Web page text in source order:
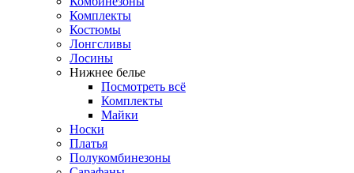
Комплекты
Костюмы
Лонгсливы
Лосины
Нижнее белье
Посмотреть всё
Комплекты
Майки
Носки
Платья
Полукомбинезоны